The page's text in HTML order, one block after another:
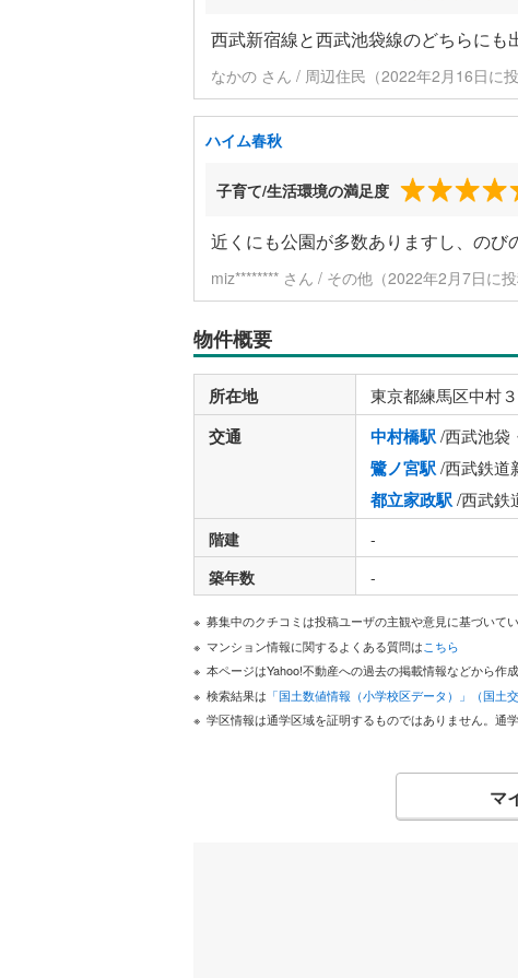
西武新宿線と西武池袋線のどちらに
なかの さん / 周辺住民（2022年2月16日に投
ハイム春秋
子育て/生活環境の満足度
近くにも公園が多数ありますし、の
miz******** さん / その他（2022年2月7日に投
物件概要
所在地 東京都練馬区中村
交通 中村橋駅/西武池
鷺ノ宮駅/西武鉄
都立家政駅/西武
階建 -
築年数
-
募集中のクチコミは投稿ユーザの主観や意見に基づいて
マンション情報に関するよくある質問はこちら
本ページはYahoo!不動産への過去の掲載情報などから作
検索結果は 「国土数値情報（小学校区データ）」（国土交
学区情報は通学区域を証明するものではありません。通
マ